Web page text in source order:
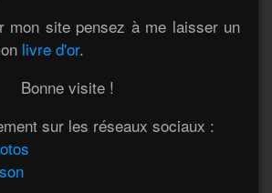
mon site pensez à me laisser un
livre d'or.
Bonne visite !
sur les réseaux sociaux :